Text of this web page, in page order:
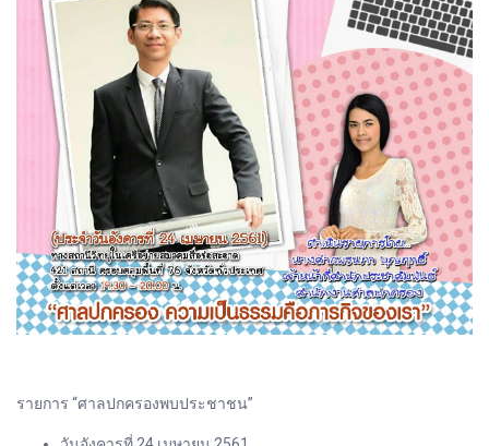
รายการ “ศาลปกครองพบประชาชน”